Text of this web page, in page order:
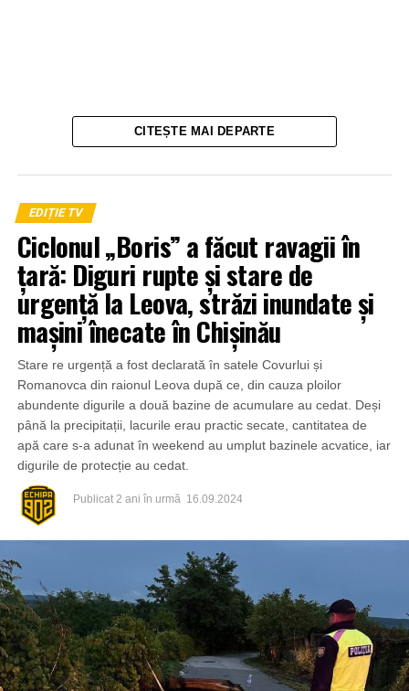
CITEȘTE MAI DEPARTE
EDIȚIE TV
Ciclonul „Boris” a făcut ravagii în
țară: Diguri rupte și stare de
urgență la Leova, străzi inundate și
mașini înecate în Chișinău
Stare re urgență a fost declarată în satele Covurlui și
Romanovca din raionul Leova după ce, din cauza ploilor
abundente digurile a două bazine de acumulare au cedat. Deși
până la precipitații, lacurile erau practic secate, cantitatea de
apă care s-a adunat în weekend au umplut bazinele acvatice, iar
digurile de protecție au cedat.
Publicat 2 ani în urmă 16.09.2024